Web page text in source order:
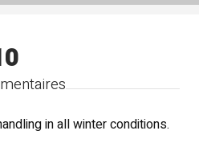
in all winter conditions.